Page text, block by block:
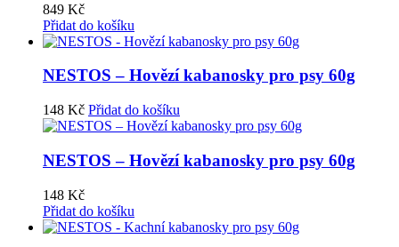
849 Kč
Přidat do košíku
NESTOS – Hovězí kabanosky pro psy 60g
148 Kč Přidat do košíku
NESTOS – Hovězí kabanosky pro psy 60g
148 Kč
Přidat do košíku